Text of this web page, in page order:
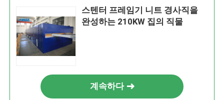
스텐터 프레임기 니트 경사직을
완성하는 210KW 집의 직물
계속하다